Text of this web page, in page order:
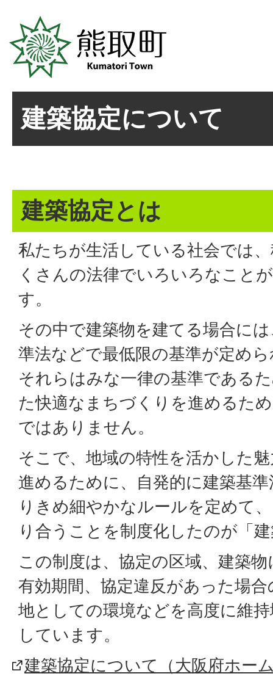
建築協定について
建築協定とは
私たちが生活している社会では
くさんの法律でいろいろなこと
す。
その中で建築物を建てる場合に
準法などで最低限の基準が定め
それらはみな一律の基準である
た快適なまちづくりを進めるた
ではありません。
そこで、地域の特性を活かした
進めるために、自発的に建築基
りきめ細やかなルールを定めて
り合うことを制度化したのが「
この制度は、協定の区域、建築
有効期間、協定違反があった場
地としての環境などを高度に維
しています。
建築協定について（大阪府ホー